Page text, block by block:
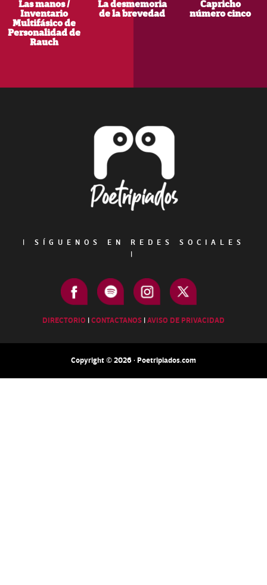
Las manos /
Inventario
Multifásico de
Personalidad de
Rauch
La desmemoria
de la brevedad
Capricho
número cinco
|
SÍGUENOS EN REDES SOCIALES
|
DIRECTORIO |CONTACTANOS |AVISO DE PRIVACIDAD
Copyright © 2026 · Poetripiados.com